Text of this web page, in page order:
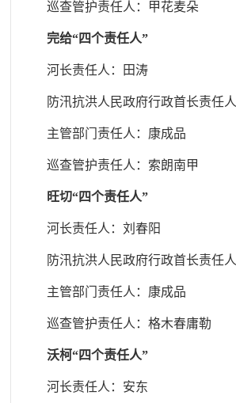
巡查管护责任人 ：甲花麦朵
完给“四个责任人”
河长责任人：田涛
防汛抗洪人民政府行政首长责任人
主管部门责任人 ：康成品
巡查管护责任人 ：索朗南甲
旺切“四个责任人”
河长责任人：刘春阳
防汛抗洪人民政府行政首长责任人
主管部门责任人 ：康成品
巡查管护责任人 ：格木春庸勒
沃柯“四个责任人”
河长责任人：安东